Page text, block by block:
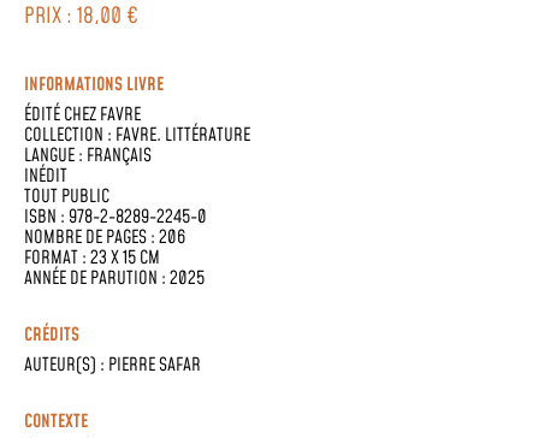
PRIX : 18,00 €
INFORMATIONS LIVRE
ÉDITÉ CHEZFAVRE
COLLECTION : FAVRE. LITTÉRATURE
LANGUE : FRANÇAIS
INÉDIT
TOUT PUBLIC
ISBN : 978-2-8289-2245-0
NOMBRE DE PAGES : 206
FORMAT : 23 X 15 CM
ANNÉE DE PARUTION : 2025
CRÉDITS
AUTEUR(S) : PIERRE SAFAR
CONTEXTE